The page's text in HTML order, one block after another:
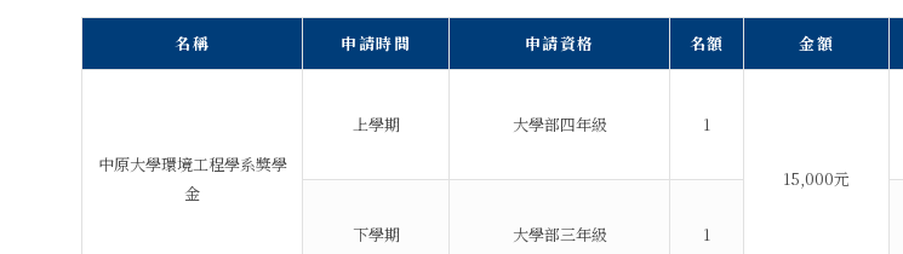
名稱 申請時間 申請資格 名額 金額
中原大學環境工程學系獎學
金
上學期 大學部四年級 1
15,000元
下學期 大學部三年級 1